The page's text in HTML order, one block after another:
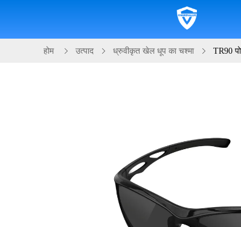
होम उत्पाद ध्रुवीकृत खेल धूप का चश्मा TR90